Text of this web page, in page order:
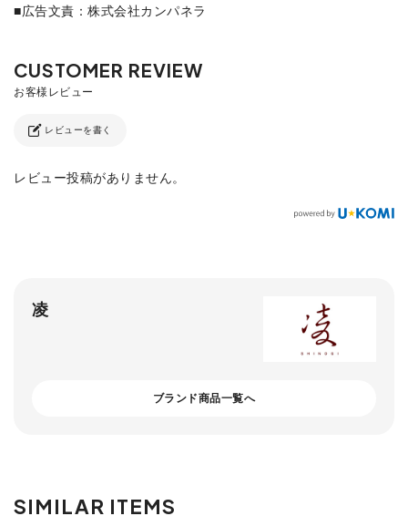
■広告文責：株式会社カンパネラ
レビューを書く
レビュー投稿がありません。
凌
ブランド商品一覧へ
SIMILAR ITEMS